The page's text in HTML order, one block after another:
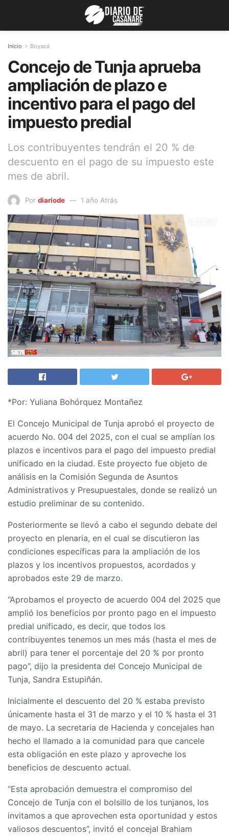
Inicio Boyacá
Concejo de Tunja aprueba
ampliación de plazo e
incentivo para el pago del
impuesto predial
Los contribuyentes tendrán el 20 % de
descuento en el pago de su impuesto este
mes de abril.
Por diariode 1 año Atrás
*Por: Yuliana Bohórquez Montañez
El Concejo Municipal de Tunja aprobó el proyecto de
acuerdo No. 004 del 2025, con el cual se amplían los
plazos e incentivos para el pago del impuesto predial
unificado en la ciudad. Este proyecto fue objeto de
análisis en la Comisión Segunda de Asuntos
Administrativos y Presupuestales, donde se realizó un
estudio preliminar de su contenido.
Posteriormente se llevó a cabo el segundo debate del
proyecto en plenaria, en el cual se discutieron las
condiciones específicas para la ampliación de los
plazos y los incentivos propuestos, acordados y
aprobados este 29 de marzo.
“Aprobamos el proyecto de acuerdo 004 del 2025 que
amplió los beneficios por pronto pago en el impuesto
predial unificado, es decir, que todos los
contribuyentes tenemos un mes más (hasta el mes de
abril) para tener el porcentaje del 20 % por pronto
pago”, dijo la presidenta del Concejo Municipal de
Tunja, Sandra Estupiñán.
Inicialmente el descuento del 20 % estaba previsto
únicamente hasta el 31 de marzo y el 10 % hasta el 31
de mayo. La secretaria de Hacienda y concejales han
hecho el llamado a la comunidad para que cancele
esta obligación en este plazo y aproveche los
beneficios de descuento actual.
“Esta aprobación demuestra el compromiso del
Concejo de Tunja con el bolsillo de los tunjanos, los
invitamos a que aprovechen esta oportunidad y estos
valiosos descuentos”, invitó el concejal Brahiam